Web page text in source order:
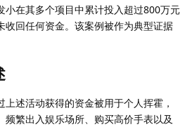
小在其多个项目中累计投入超过800万元
收回任何资金。该案例被作为典型证据
述活动获得的资金被用于个人挥霍，
频繁出入娱乐场所、购买高价手表以及